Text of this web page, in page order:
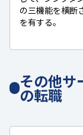
の三機能を横断
を有する。
その他サ
の転職